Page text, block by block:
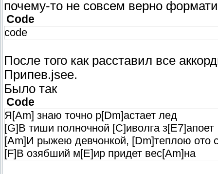
почему-то не совсем верно
Code
code
После того как расставил все
Припев.jsee.
Было так
Code
Я[Am] знаю точно р[Dm]астает лед
[G]В тиши полночной [C]иволга з[E7]апоет
[Am]И рыжею девчонкой, [Dm]теплою ото
[F]В озябший м[E]ир придет вес[Am]на